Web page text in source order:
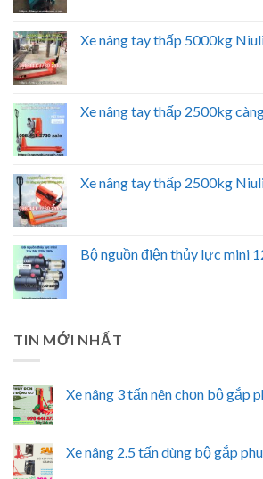
Xe nâng tay thấp 5000kg
Xe nâng tay thấp 2500kg
Xe nâng tay thấp 2500kg
Bộ nguồn điện thủy lực mini
TIN MỚI NHẤT
Xe nâng 3 tấn nên chọn bộ gắp
Xe nâng 2.5 tấn dùng bộ gắp